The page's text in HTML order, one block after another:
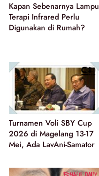
Kapan Sebenarnya Lampu
Terapi Infrared Perlu
Digunakan di Rumah?
Turnamen Voli SBY Cup
2026 di Magelang 13-17
Mei, Ada LavAni-Samator